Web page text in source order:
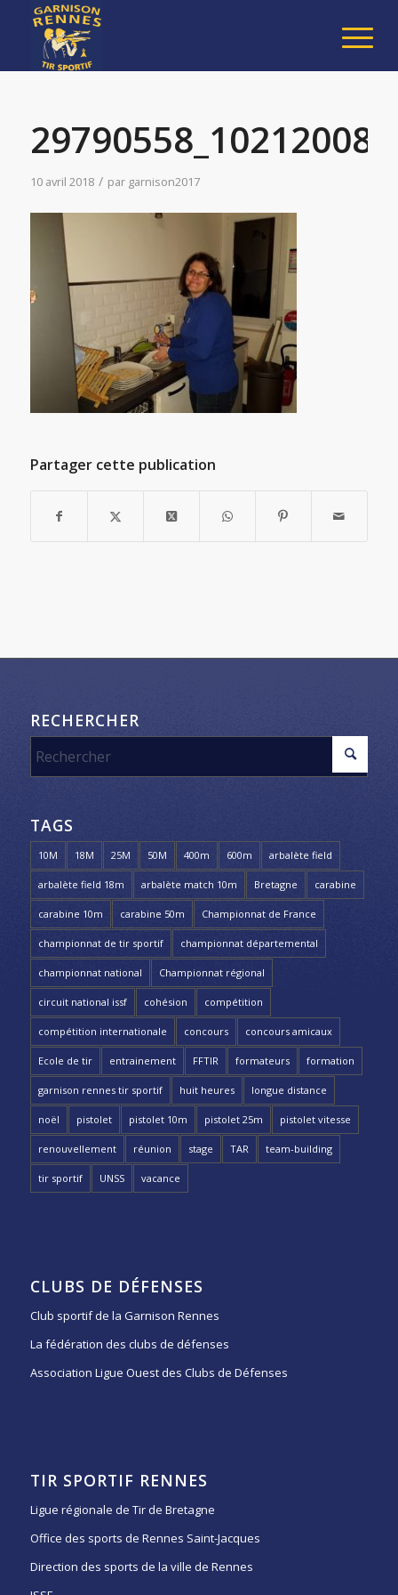
10 avril 2018 / par garnison2017
Partager cette publication
RECHERCHER
TAGS
10M 18M 25M 50M 400m 600m arbalète field
arbalète field 18m arbalète match 10m Bretagne carabine
carabine 10m carabine 50m Championnat de France
championnat de tir sportif championnat départemental
championnat national Championnat régional
circuit national issf cohésion compétition
compétition internationale concours concours amicaux
Ecole de tir entrainement FFTIR formateurs formation
garnison rennes tir sportif huit heures longue distance
noël pistolet pistolet 10m pistolet 25m pistolet vitesse
renouvellement réunion stage TAR team-building
tir sportif UNSS vacance
CLUBS DE DÉFENSES
Club sportif de la Garnison Rennes
La fédération des clubs de défenses
Association Ligue Ouest des Clubs de Défenses
TIR SPORTIF RENNES
Ligue régionale de Tir de Bretagne
Office des sports de Rennes Saint-Jacques
Direction des sports de la ville de Rennes